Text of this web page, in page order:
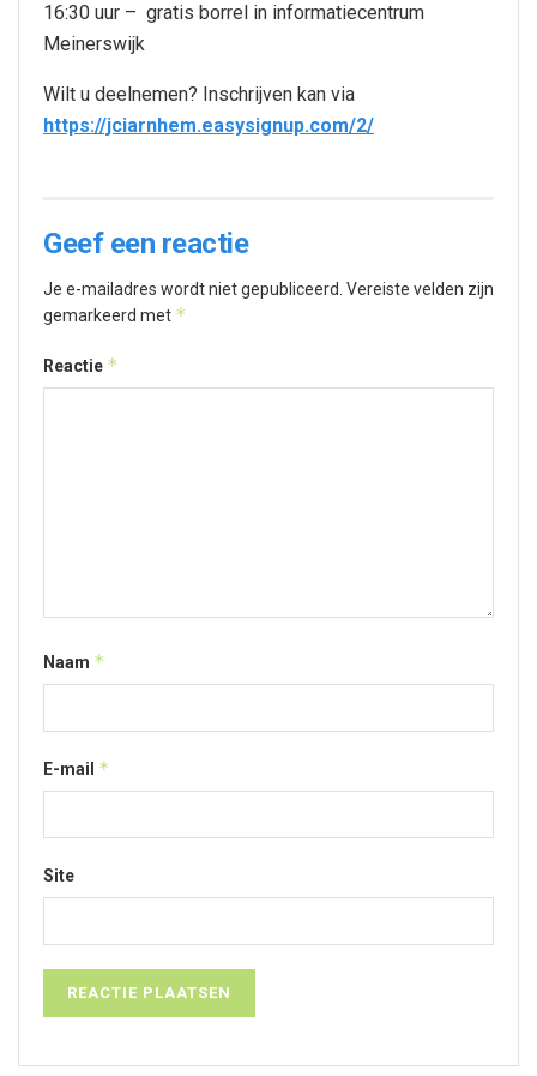
16:30 uur – gratis borrel in informatiecentrum
Meinerswijk
Wilt u deelnemen? Inschrijven kan via
https://jciarnhem.easysignup.com/2/
Geef een reactie
Je e-mailadres wordt niet gepubliceerd. Vereiste velden zijn
gemarkeerd met *
Reactie *
Naam *
E-mail *
Site